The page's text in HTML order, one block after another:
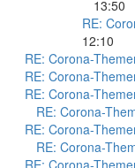
13:50
RE:
12:10
RE: Corona-
RE: Corona-
RE: Corona-
RE: Corona-
RE: Corona-
RE: Corona-